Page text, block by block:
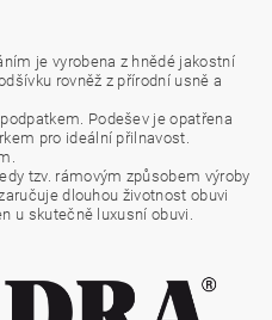
je vyrobena z hnědé jakostní
rovněž z přírodní usně a
Podešev je opatřena
pro ideální přilnavost.
tzv. rámovým způsobem výroby
dlouhou životnost obuvi
u skutečně luxusní obuvi.